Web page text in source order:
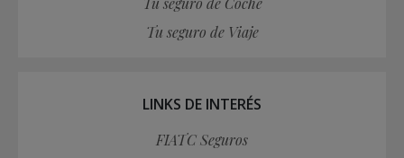
Tu seguro de Viaje
LINKS DE INTERÉS
FIATC Seguros